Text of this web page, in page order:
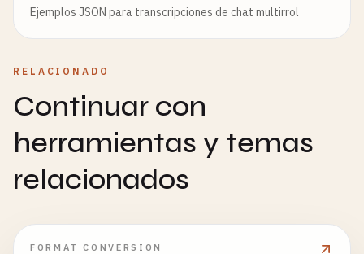
Ejemplos JSON para transcripciones de chat multirrol
RELACIONADO
Continuar con
herramientas y temas
relacionados
FORMAT CONVERSION